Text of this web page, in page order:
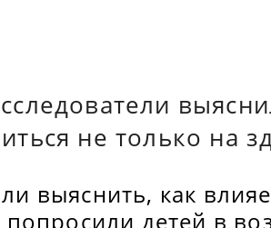
не только на
выяснить, как
детей в